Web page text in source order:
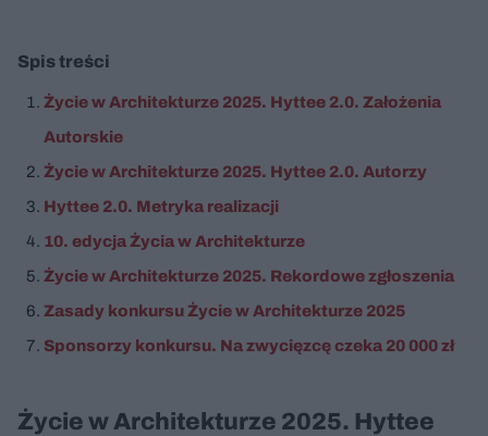
Spis treści
Życie w Architekturze 2025. Hyttee 2.0. Założenia
Autorskie
Życie w Architekturze 2025. Hyttee 2.0. Autorzy
Hyttee 2.0. Metryka realizacji
10. edycja Życia w Architekturze
Życie w Architekturze 2025. Rekordowe zgłoszenia
Zasady konkursu Życie w Architekturze 2025
Sponsorzy konkursu. Na zwycięzcę czeka 20 000 zł
Życie w Architekturze 2025. Hyttee